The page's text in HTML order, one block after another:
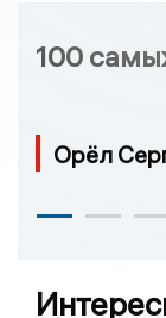
100
Орёл